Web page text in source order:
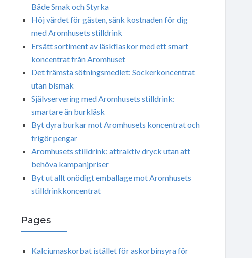
Både Smak och Styrka
Höj värdet för gästen, sänk kostnaden för dig
med Aromhusets stilldrink
Ersätt sortiment av läskflaskor med ett smart
koncentrat från Aromhuset
Det främsta sötningsmedlet: Sockerkoncentrat
utan bismak
Självservering med Aromhusets stilldrink:
smartare än burkläsk
Byt dyra burkar mot Aromhusets koncentrat och
frigör pengar
Aromhusets stilldrink: attraktiv dryck utan att
behöva kampanjpriser
Byt ut allt onödigt emballage mot Aromhusets
stilldrinkkoncentrat
Pages
Kalciumaskorbat istället för askorbinsyra för